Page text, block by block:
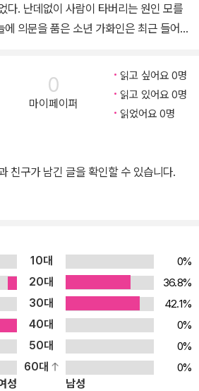
다. 난데없이 사람이 타버리는 원인 모를
에 의문을 품은 소년 가화인은 최근 들어
타서 사라져버릴 것은 명백.자신의 생명과,
일상을 지키기 위해 인체발화 사건을 조사
슈트케이스에 봉인되었던 자기 자신의 정
되어라!제8회 노블엔진 대상 라이트노벨
딘가에서 벌어지는 메카닉 액션 이능 판
을 태워 피우는 불꽃, 이너플레임. 이너
강철 고대병기, 이프리트. 자신을 불사르
막힌 도시 플랜트에서 하늘에 의문을 품
는 2년 전의 기억도 없고, 최근 들어 의문
다. 수수깨끼 투성이인 주변 상황과 문제
파해나가며 진실을 향해 자신을 불사르는,
이스를 쥐고 잃어버린 책무를 마주하게 된
어난 메카닉 디자인과 뜨거운 전개로 가
0
마이페이퍼
읽고 싶어요 0명
읽고 있어요 0명
읽었어요 0명
친구가 남긴 글을 확인할 수 있습니다.
10대
0%
20대
36.8%
30대
42.1%
40대
0%
50대
0%
60대
0%
성
남성